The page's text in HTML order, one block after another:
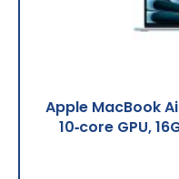
Apple MacBook
10‑core GPU,